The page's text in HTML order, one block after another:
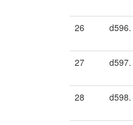
26 d596.
27 d597.
28 d598.